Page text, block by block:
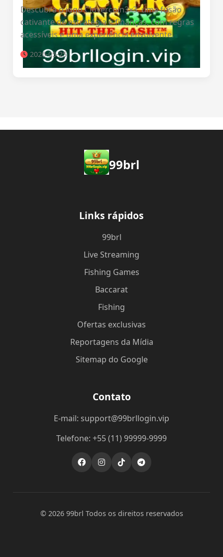
Descubra o jogo Clovercoin3x3, uma fusão
cativante de estratégia e finanças, com regras
acessíveis e uma experiência envolvente.
2026-05-25
99brl
Links rápidos
99brl
Live Streaming
Fishing Games
Baccarat
Fishing
Ofertas exclusivas
Reportagens da Mídia
Sitemap do Google
Contato
E-mail: support@99brllogin.vip
Telefone: +55 (11) 99999-9999
© 2026 99brl Todos os direitos reservados